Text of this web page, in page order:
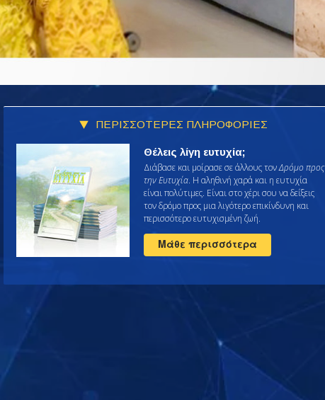
ΠΕΡΙΣΣΟΤΕΡΕΣ ΠΛΗΡΟΦΟΡΙΕΣ
Θέλεις λίγη ευτυχία;
Διάβασε και μοίρασε σε άλλους τονΔρόμο προς
την Ευτυχία. Η αληθινή χαρά και η ευτυχία
είναι πολύτιμες. Είναι στο χέρι σου να δείξεις
τον δρόμο προς μια λιγότερο επικίνδυνη και
περισσότερο ευτυχισμένη ζωή.
Μάθε περισσότερα